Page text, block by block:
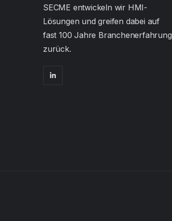
SECME entwickeln wir HMI-
Lösungen und greifen dabei auf
fast 100 Jahre Branchenerfahrung
zurück.